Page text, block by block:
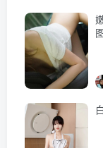
[11.19]
087.[Xiuren秀人
701MB]
[10.12更1]
086.[Xiuren秀人